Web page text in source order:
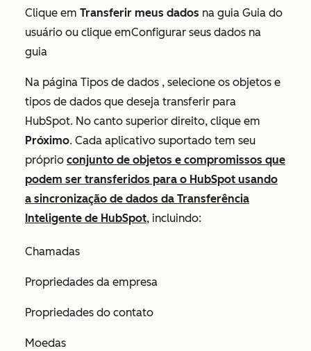
Clique em Transferir meus dados na guia Guia do
usuário ou clique emConfigurar seus dados na
guia
Na página Tipos de dados , selecione os objetos e
tipos de dados que deseja transferir para
HubSpot. No canto superior direito, clique em
Próximo. Cada aplicativo suportado tem seu
próprio conjunto de objetos e compromissos que
podem ser transferidos para o HubSpot usando
a sincronização de dados da Transferência
Inteligente de HubSpot, incluindo:
Chamadas
Propriedades da empresa
Propriedades do contato
Moedas